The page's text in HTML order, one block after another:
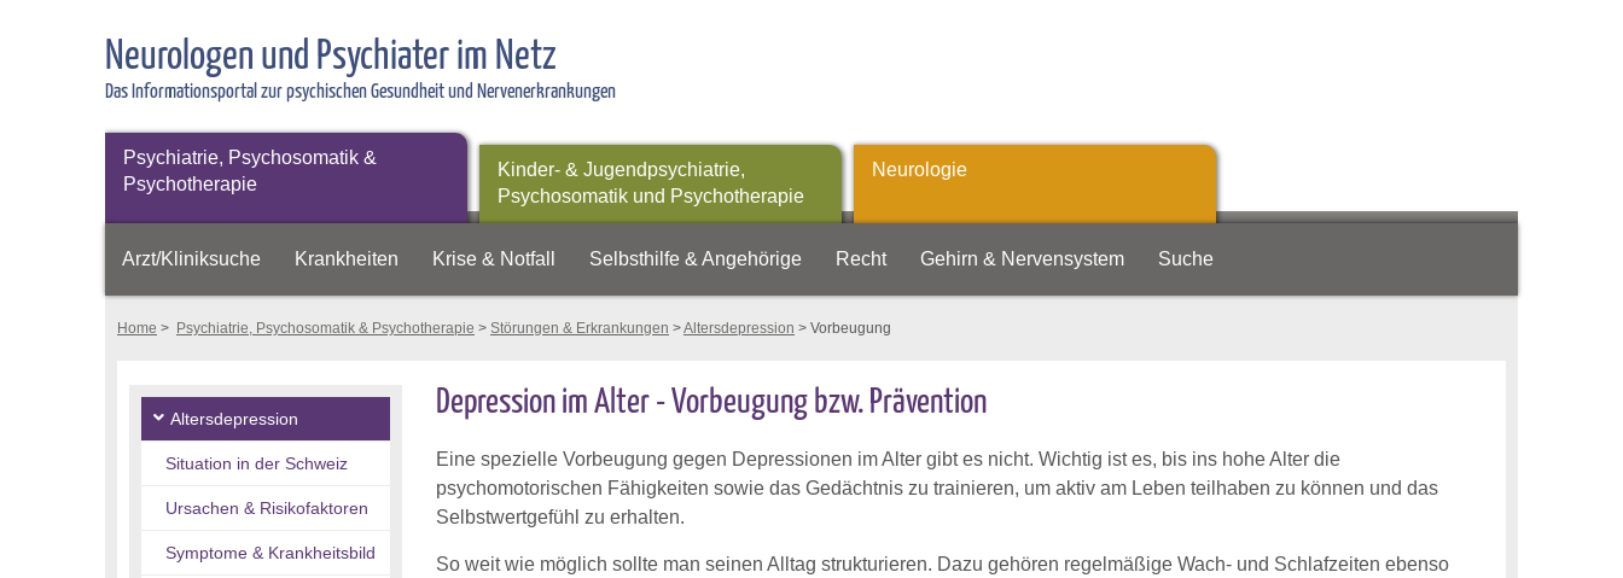
Neurologen und Psychiater im Netz
Das Informationsportal zur psychischen Gesundheit und Nervenerkrankungen
Psychiatrie, Psychosomatik &
Psychotherapie
Kinder- & Jugendpsychiatrie,
Psychosomatik und Psychotherapie
Neurologie
Arzt/Kliniksuche Krankheiten Krise & Notfall Selbsthilfe & Angehörige Recht Gehirn & Nervensystem Suche
Home > Psychiatrie, Psychosomatik & Psychotherapie > Störungen & Erkrankungen >Altersdepression > Vorbeugung
Altersdepression
Situation in der Schweiz
Ursachen & Risikofaktoren
Symptome & Krankheitsbild
Depression im Alter - Vorbeugung bzw. Prävention
Eine spezielle Vorbeugung gegen Depressionen im Alter gibt es nicht. Wichtig ist es, bis ins hohe Alter die
psychomotorischen Fähigkeiten sowie das Gedächtnis zu trainieren, um aktiv am Leben teilhaben zu können und das
Selbstwertgefühl zu erhalten.
So weit wie möglich sollte man seinen Alltag strukturieren. Dazu gehören regelmäßige Wach- und Schlafzeiten ebenso